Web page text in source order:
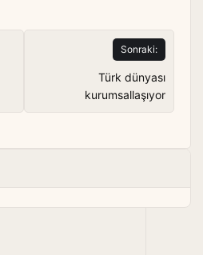
Sonraki:
Türk dünyası
kurumsallaşıyor